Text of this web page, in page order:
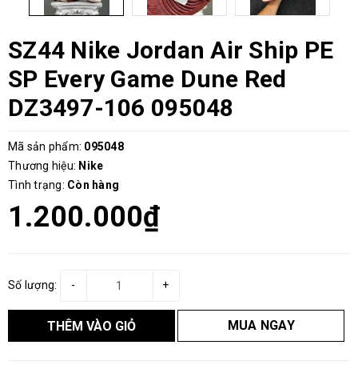
SZ44 Nike Jordan Air Ship PE
SP Every Game Dune Red
DZ3497-106 095048
Mã sản phẩm: 095048
Thương hiệu: Nike
Tình trạng: Còn hàng
1.200.000₫
Số lượng: +
-
THÊM VÀO GIỎ MUA NGAY